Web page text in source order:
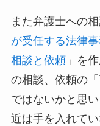
また弁護士への
が受任する法律
相談と依頼」を
の相談、依頼の
ではないかと思
近は手を入れて